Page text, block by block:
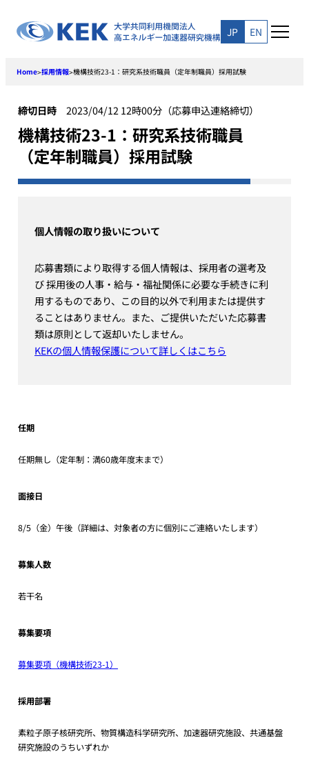
content
JP EN
Home>採用情報>機構技術23-1：研究系技術職員（定年制職員）採用試験
締切日時 2023/04/12 12時00分（応募申込連絡締切）
機構技術23-1：研究系技術職員
（定年制職員）採用試験
個人情報の取り扱いについて
応募書類により取得する個人情報は、採用者の選考及
び 採用後の人事・給与・福祉関係に必要な手続きに利
用するものであり、この目的以外で利用または提供す
ることはありません。また、ご提供いただいた応募書
類は原則として返却いたしません。
KEKの個人情報保護について詳しくはこちら
任期
任期無し（定年制：満60歳年度末まで）
面接日
8/5（金）午後（詳細は、対象者の方に個別にご連絡いたします）
募集人数
若干名
募集要項
募集要項（機構技術23-1）
採用部署
素粒子原子核研究所、物質構造科学研究所、加速器研究施設、共通基盤
研究施設のうちいずれか